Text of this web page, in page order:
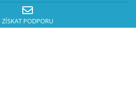
ZÍSKAT PODPORU